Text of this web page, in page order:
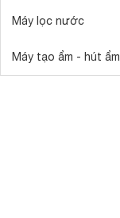
Máy lọc nước
Máy tạo ẩm - hút ẩm